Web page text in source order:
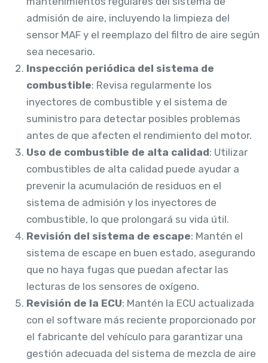
admisión de aire, incluyendo la limpieza del
sensor MAF y el reemplazo del filtro de aire según
sea necesario.
Inspección periódica del sistema de
combustible: Revisa regularmente los
inyectores de combustible y el sistema de
suministro para detectar posibles problemas
antes de que afecten el rendimiento del motor.
Uso de combustible de alta calidad: Utilizar
combustibles de alta calidad puede ayudar a
prevenir la acumulación de residuos en el
sistema de admisión y los inyectores de
combustible, lo que prolongará su vida útil.
Revisión del sistema de escape: Mantén el
sistema de escape en buen estado, asegurando
que no haya fugas que puedan afectar las
lecturas de los sensores de oxígeno.
Revisión de la ECU: Mantén la ECU actualizada
con el software más reciente proporcionado por
el fabricante del vehículo para garantizar una
gestión adecuada del sistema de mezcla de aire